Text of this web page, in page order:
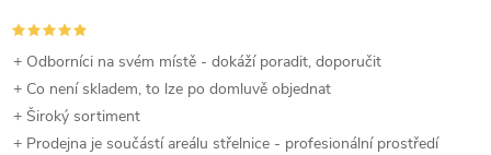
+ Odborníci na svém místě - dokáží poradit, doporučit
+ Co není skladem, to lze po domluvě objednat
+ Široký sortiment
+ Prodejna je součástí areálu střelnice - profesionální prostředí